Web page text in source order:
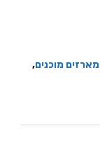
מארזים מוכנים,